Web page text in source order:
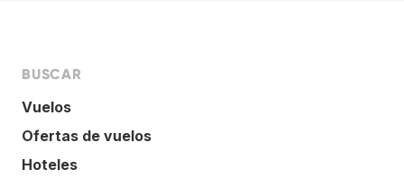
BUSCAR
Vuelos
Ofertas de vuelos
Hoteles